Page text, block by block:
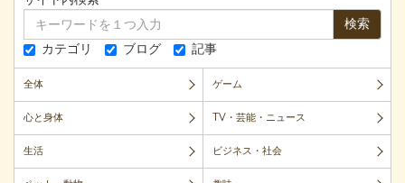
検索
カテゴリ
ブログ 記事
全体 ゲーム
心と身体 TV・芸能・ニュース
生活 ビジネス・社会